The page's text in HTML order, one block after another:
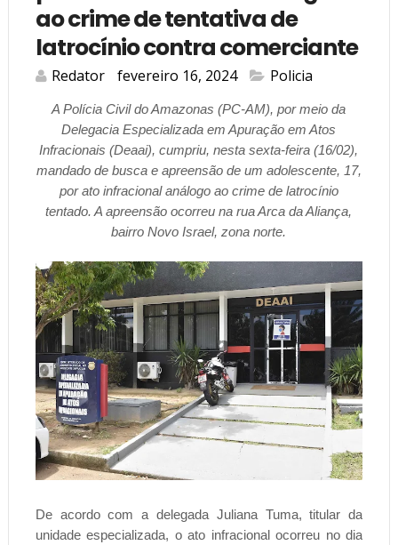
ao crime de tentativa de
latrocínio contra comerciante
Redator fevereiro 16, 2024 Policia
A Polícia Civil do Amazonas (PC-AM), por meio da
Delegacia Especializada em Apuração em Atos
Infracionais (Deaai), cumpriu, nesta sexta-feira (16/02),
mandado de busca e apreensão de um adolescente, 17,
por ato infracional análogo ao crime de latrocínio
tentado. A apreensão ocorreu na rua Arca da Aliança,
bairro Novo Israel, zona norte.
De acordo com a delegada Juliana Tuma, titular da
unidade especializada, o ato infracional ocorreu no dia